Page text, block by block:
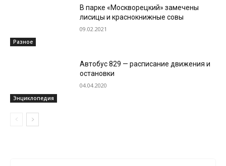
Разное
В парке «Москворецкий» замечены
лисицы и краснокнижные совы
09.02.2021
Энциклопедия
Автобус 829 — расписание движения и
остановки
04.04.2020